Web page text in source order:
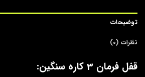
توضیحات
نظرات (0)
قفل فرمان 3 کاره سنگین: